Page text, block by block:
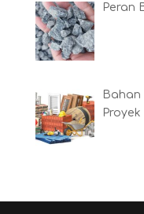
Peran
Bahan
Proyek